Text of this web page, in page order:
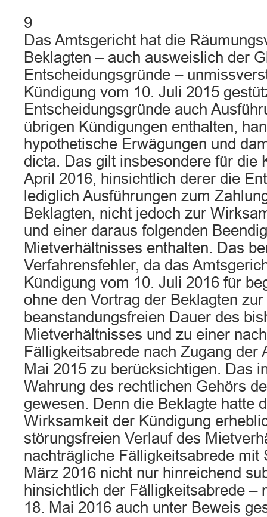
9
Das Amtsgericht hat die
Beklagten – auch ausweislich der
Entscheidungsgründe –
Kündigung vom 10. Juli 2015
Entscheidungsgründe auch
übrigen Kündigungen enthalten,
hypothetische Erwägungen und
dicta. Das gilt insbesondere für die
April 2016, hinsichtlich derer die
lediglich Ausführungen zum
Beklagten, nicht jedoch zur
und einer daraus folgenden
Mietverhältnisses enthalten. Das
Verfahrensfehler, da das
Kündigung vom 10. Juli 2016 für
ohne den Vortrag der Beklagten zur
beanstandungsfreien Dauer des
Mietverhältnisses und zu einer
Fälligkeitsabrede nach Zugang der
Mai 2015 zu berücksichtigen. Das
Wahrung des rechtlichen Gehörs
gewesen. Denn die Beklagte hatte
Wirksamkeit der Kündigung
störungsfreien Verlauf des
nachträgliche Fälligkeitsabrede mit
März 2016 nicht nur hinreichend
hinsichtlich der Fälligkeitsabrede –
18. Mai 2016 auch unter Beweis